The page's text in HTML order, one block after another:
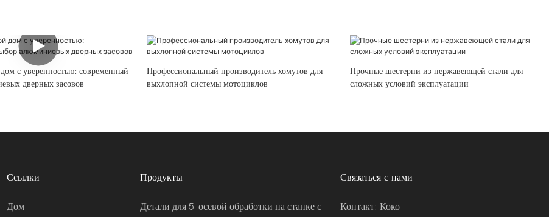
с уверенностью: современный
дверных засовов
Профессиональный производитель хомутов для
выхлопной системы мотоциклов
Прочные шестерни из нержавеющей стали для
сложных условий эксплуатации
Ссылки
Дом
Продукты
Детали для 5-осевой обработки на станке с
Связаться с нами
Контакт: Коко